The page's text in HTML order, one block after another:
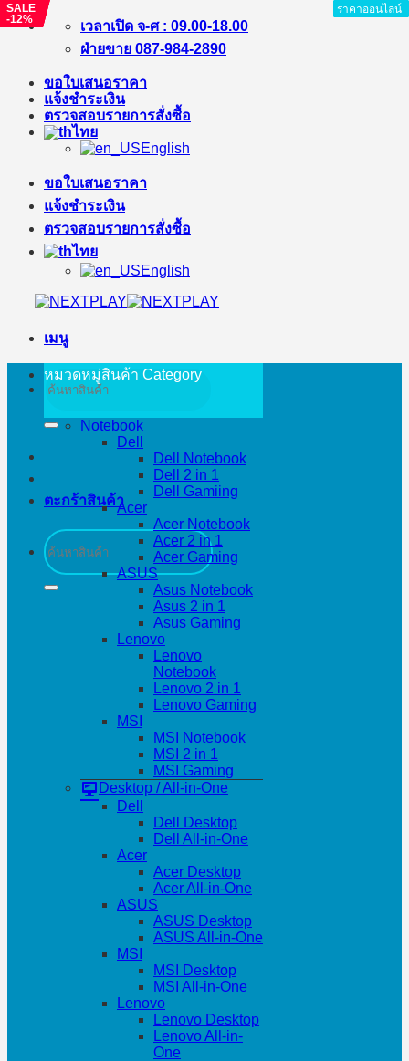
ข้าม
เนื้อหา
เวลาเปิด จ-ศ : 09.00-18.00
ฝ่ายขาย 087-984-2890
ขอใบเสนอราคา
แจ้งชำระเงิน
ตรวจสอบรายการสั่งซื้อ
ไทย
English
ขอใบเสนอราคา
แจ้งชำระเงิน
ตรวจสอบรายการสั่งซื้อ
ไทย
English
เมนู
ค้นหา:
ตะกร้าสินค้า
ค้นหา:
หมวดหมู่สินค้า Category
Notebook
Dell
Dell Notebook
Dell 2 in 1
Dell Gamiing
Acer
Acer Notebook
Acer 2 in 1
Acer Gaming
ASUS
Asus Notebook
Asus 2 in 1
Asus Gaming
Lenovo
Lenovo
Notebook
Lenovo 2 in 1
Lenovo Gaming
MSI
MSI Notebook
MSI 2 in 1
MSI Gaming
Desktop / All-in-One
Dell
Dell Desktop
Dell All-in-One
Acer
Acer Desktop
Acer All-in-One
ASUS
ASUS Desktop
ASUS All-in-One
MSI
MSI Desktop
MSI All-in-One
Lenovo
Lenovo Desktop
Lenovo All-in-
One
SALE
-12%
ราคาออนไลน์
ราคาออนไลน์
ราคาออนไลน์
SALE
-%
ราคาออนไลน์
ราคาออนไลน์
ราคาออนไลน์
SALE
-%
ราคาออนไลน์
ราคาออนไลน์